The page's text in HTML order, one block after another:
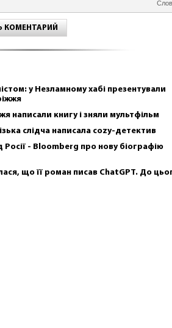
КОМЕНТАРИЙ
у Незламному хабі презентували
написали книгу і зняли мультфільм
слідча написала cozy-детектив
Росії - Bloomberg про нову біографію
що її роман писав ChatGPT. До